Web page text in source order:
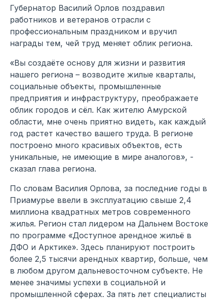
Губернатор Василий Орлов поздравил
работников и ветеранов отрасли с
профессиональным праздником и вручил
награды тем, чей труд меняет облик региона.
«Вы создаёте основу для жизни и развития
нашего региона – возводите жилые кварталы,
социальные объекты, промышленные
предприятия и инфраструктуру, преображаете
облик городов и сёл. Как жителю Амурской
области, мне очень приятно видеть, как каждый
год растет качество вашего труда. В регионе
построено много красивых объектов, есть
уникальные, не имеющие в мире аналогов», -
сказал глава региона.
По словам Василия Орлова, за последние годы в
Приамурье ввели в эксплуатацию свыше 2,4
миллиона квадратных метров современного
жилья. Регион стал лидером на Дальнем Востоке
по программе «Доступное арендное жильё в
ДФО и Арктике». Здесь планируют построить
более 2,5 тысячи арендных квартир, больше, чем
в любом другом дальневосточном субъекте. Не
менее значимы успехи в социальной и
промышленной сферах. За пять лет специалисты